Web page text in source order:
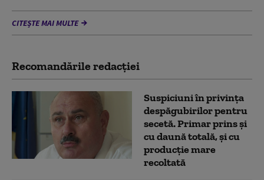
CITEȘTE MAI MULTE
Recomandările redacţiei
Suspiciuni în privința
despăgubirilor pentru
secetă. Primar prins și
cu daună totală, și cu
producție mare
recoltată